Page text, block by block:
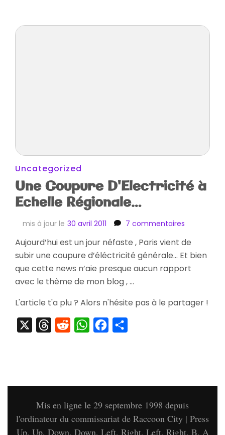
Uncategorized
Une Coupure D'Electricité à
Echelle Régionale…
mis à jour le 30 avril 2011 7 commentaires
Coupure
D'Electricité
à
Aujourd’hui est un jour néfaste , Paris vient de
subir une coupure d’éléctricité générale… Et bien
que cette news n’aie presque aucun rapport
avec le thème de mon blog , …
L'article t'a plu ? Alors n'hésite pas à le partager !
ThreadsRedditWhatsAppFacebook
Mis en ligne le 29 septembre 1998 depuis
l'ordinateur du commissariat de Raccoon City | Press
Up, Up, Down, Down, Left, Right, Left, Right, B, A